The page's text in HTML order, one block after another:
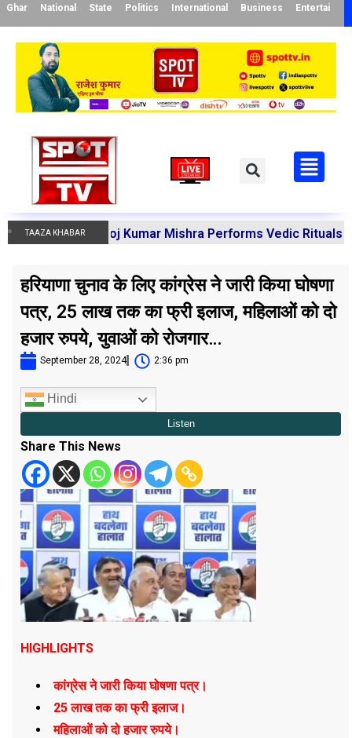
Ghar National State Politics International Business
TAAZA KHABAR
Manoj Kumar Mishra Performs Vedic Rituals for the
हरियाणा चुनाव के लिए कांग्रेस ने जारी किया घोषणा
पत्र, 25 लाख तक का फ्री इलाज, महिलाओं को दो
हजार रुपये, युवाओं को रोजगार…
September 28, 2024 2:36 pm
Hindi
Share This News
HIGHLIGHTS
कांग्रेस ने जारी किया घोषणा पत्र।
25 लाख तक का फ्री इलाज।
महिलाओं को दो हजार रुपये।